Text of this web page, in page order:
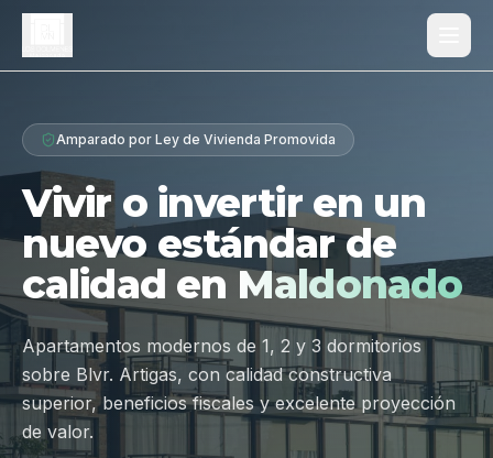
Proyecto
Diferenciales
Tipologías
Galería
Ubicación
Contacto
Hablar por WhatsApp
Amparado por Ley de Vivienda Promovida
Vivir o invertir en un
nuevo estándar de
calidad en Maldonado
Apartamentos modernos de 1, 2 y 3 dormitorios
sobre Blvr. Artigas, con calidad constructiva
superior, beneficios fiscales y excelente proyección
de valor.